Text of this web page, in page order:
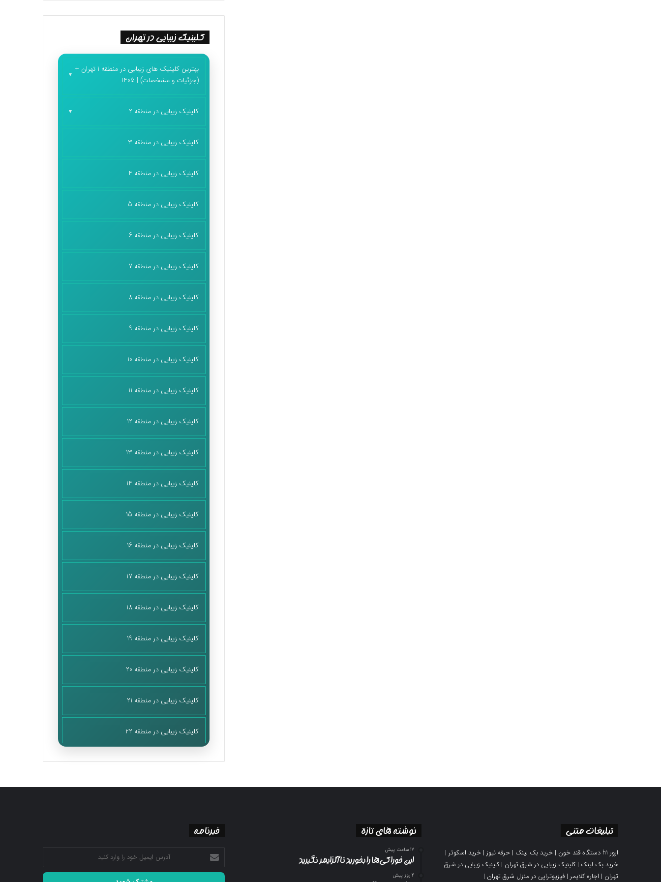
کلینیک زیبایی در تهران
بهترین کلینیک های زیبایی در منطقه 1 تهران +
(جزئیات و مشخصات) | 1405
کلینیک زیبایی در منطقه 2
کلینیک زیبایی در منطقه 3
کلینیک زیبایی در منطقه 4
کلینیک زیبایی در منطقه 5
کلینیک زیبایی در منطقه 6
کلینیک زیبایی در منطقه 7
کلینیک زیبایی در منطقه 8
کلینیک زیبایی در منطقه 9
کلینیک زیبایی در منطقه 10
کلینیک زیبایی در منطقه 11
کلینیک زیبایی در منطقه 12
کلینیک زیبایی در منطقه 13
کلینیک زیبایی در منطقه 14
کلینیک زیبایی در منطقه 15
کلینیک زیبایی در منطقه 16
کلینیک زیبایی در منطقه 17
کلینیک زیبایی در منطقه 18
کلینیک زیبایی در منطقه 19
کلینیک زیبایی در منطقه 20
کلینیک زیبایی در منطقه 21
کلینیک زیبایی در منطقه 22
تبلیغات متنی
ارور h1 دستگاه قند خون | خرید بک لینک | حرفه نیوز | خرید اسکوتر |
خرید بک لینک |کلینیک زیبایی در شرق تهران |کلینیک زیبایی در شرق
تهران | اجاره کلایمر | فیزیوتراپی در منزل شرق تهران |
نوشته های تازه
17 ساعت پیش
این خوراکی‌ها را بخورید تا آلزایمر نگیرید
2 روز پیش
خبرنامه
آدرس
ایمیل
خود